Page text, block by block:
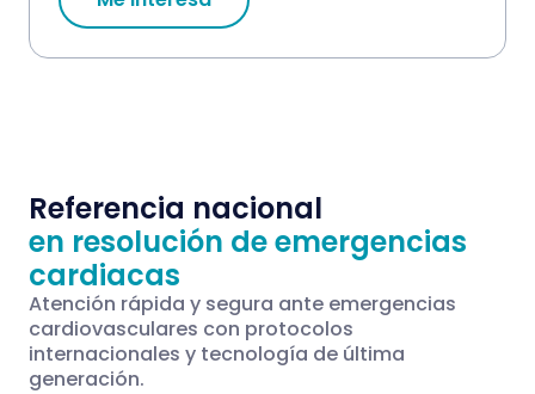
Referencia nacional
en resolución de emergencias
cardiacas
Atención rápida y segura ante emergencias
cardiovasculares con protocolos
internacionales y tecnología de última
generación.